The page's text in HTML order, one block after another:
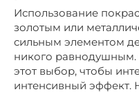
Использование
золотым или
сильным элементом
никого равнодушным.
этот выбор, чтобы
интенсивный эффект.